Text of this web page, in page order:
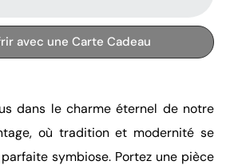
avec une Carte Cadeau
dans le charme éternel de notre
où tradition et modernité se
symbiose. Portez une pièce